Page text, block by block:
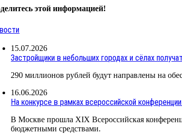
этой информацией!
15.07.2026
Застройщики в небольших городах и сёлах
290 миллионов рублей будут направлены на
16.06.2026
На конкурсе в рамках всероссийской
В Москве прошла XIX Всероссийская
бюджетными средствами.